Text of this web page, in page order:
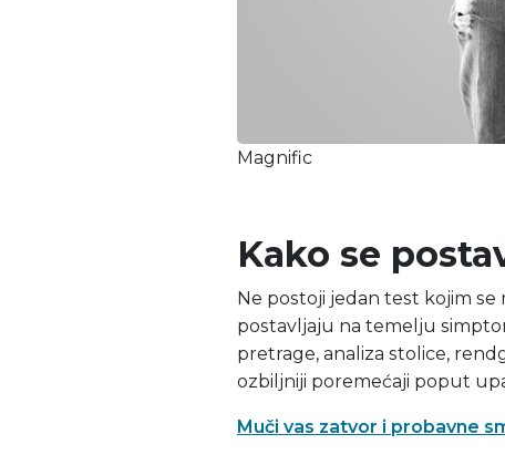
Magnific
Kako se
Ne postoji jedan test kojim
postavljaju na temelju
pretrage, analiza stolice,
ozbiljniji poremećaji poput
Muči vas zatvor i probavne